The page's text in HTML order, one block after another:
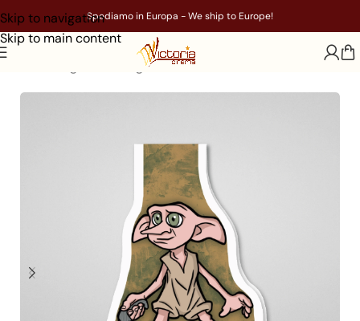
Skip to navigation
Skip to main content
Spediamo in Europa - We ship to Europe!
Segnalibri magnetici